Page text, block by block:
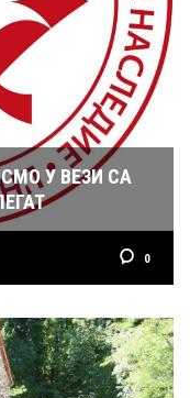
У ВЕЗИ СА
0